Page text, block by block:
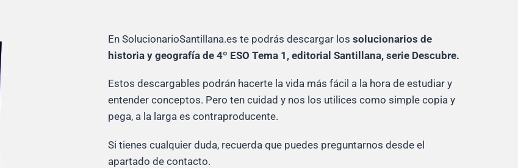
En SolucionarioSantillana.es te podrás descargar los solucionarios de
historia y geografía de 4º ESO Tema 1, editorial Santillana, serie Descubre.
Estos descargables podrán hacerte la vida más fácil a la hora de estudiar y
entender conceptos. Pero ten cuidad y nos los utilices como simple copia y
pega, a la larga es contraproducente.
Si tienes cualquier duda, recuerda que puedes preguntarnos desde el
apartado de contacto.